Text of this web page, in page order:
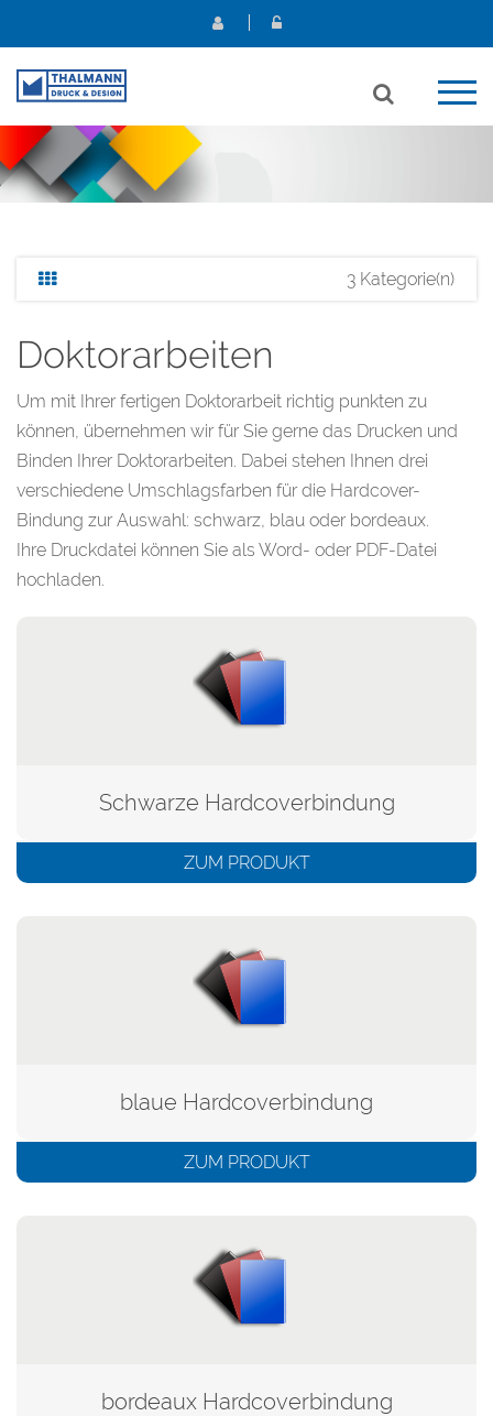
3 Kategorie(n)
Doktorarbeiten
Um mit Ihrer fertigen Doktorarbeit richtig punkten zu
können, übernehmen wir für Sie gerne das Drucken und
Binden Ihrer Doktorarbeiten. Dabei stehen Ihnen drei
verschiedene Umschlagsfarben für die Hardcover-
Bindung zur Auswahl: schwarz, blau oder bordeaux.
Ihre Druckdatei können Sie als Word- oder PDF-Datei
hochladen.
Schwarze Hardcoverbindung
ZUM PRODUKT
blaue Hardcoverbindung
ZUM PRODUKT
bordeaux Hardcoverbindung